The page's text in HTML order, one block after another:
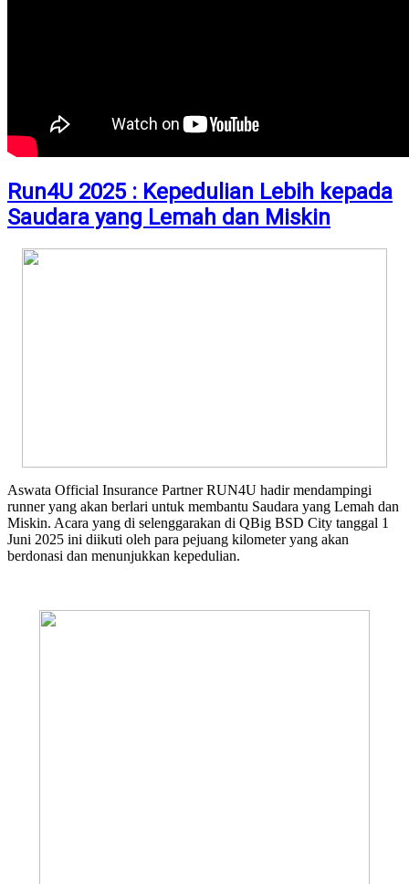
Run4U 2025 : Kepedulian Lebih kepada
Saudara yang Lemah dan Miskin
Aswata Official Insurance Partner RUN4U hadir mendampingi
runner yang akan berlari untuk membantu Saudara yang Lemah dan
Miskin. Acara yang di selenggarakan di QBig BSD City tanggal 1
Juni 2025 ini diikuti oleh para pejuang kilometer yang akan
berdonasi dan menunjukkan kepedulian.